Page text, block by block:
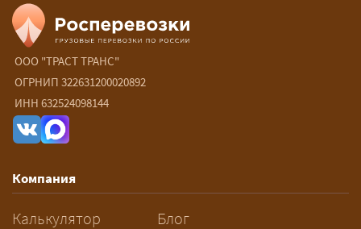
Сколько стоит перевозка
негабарита?
— От 60 ₽/км. Точная стоимость
рассчитывается индивидуально:
влияют габариты и вес груза,
разрешений и машин
сопровождения.
ООО "ТРАСТ ТРАНС"
ОГРНИП 322631200020892
ИНН 632524098144
Компания
Калькулятор
Блог